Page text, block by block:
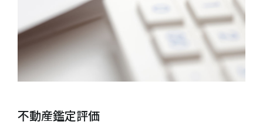
不動産鑑定評価